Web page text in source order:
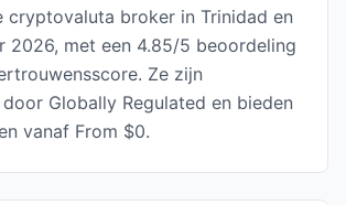
cryptovaluta broker in Trinidad en
2026, met een 4.85/5 beoordeling
Ze zijn
Globally Regulated en bieden
vanaf From $0.